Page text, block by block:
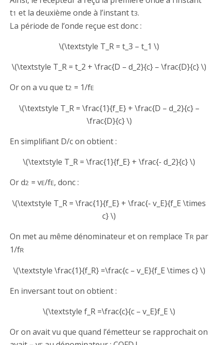
t1 et la deuxième onde à l’instant t3.
La période de l’onde reçue est donc :
\(\textstyle T_R = t_3 – t_1 \)
\(\textstyle T_R = t_2 + \frac{D – d_2}{c} – \frac{D}{c} \)
Or on a vu que t2 = 1/fE
\(\textstyle T_R = \frac{1}{f_E} + \frac{D – d_2}{c} –
\frac{D}{c} \)
En simplifiant D/c on obtient :
\(\textstyle T_R = \frac{1}{f_E} + \frac{- d_2}{c} \)
Or d2 = vE/fE, donc :
\(\textstyle T_R = \frac{1}{f_E} + \frac{- v_E}{f_E \times
c} \)
On met au même dénominateur et on remplace TR par
1/fR
\(\textstyle \frac{1}{f_R} =\frac{c – v_E}{f_E \times c} \)
En inversant tout on obtient :
\(\textstyle f_R =\frac{c}{c – v_E}f_E \)
Or on avait vu que quand l’émetteur se rapprochait on